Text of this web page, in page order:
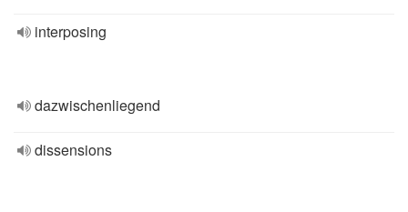
interposing
dazwischenliegend
dissensions